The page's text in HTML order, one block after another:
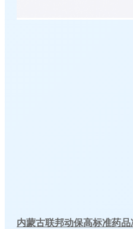
内蒙古联邦动保高标准药